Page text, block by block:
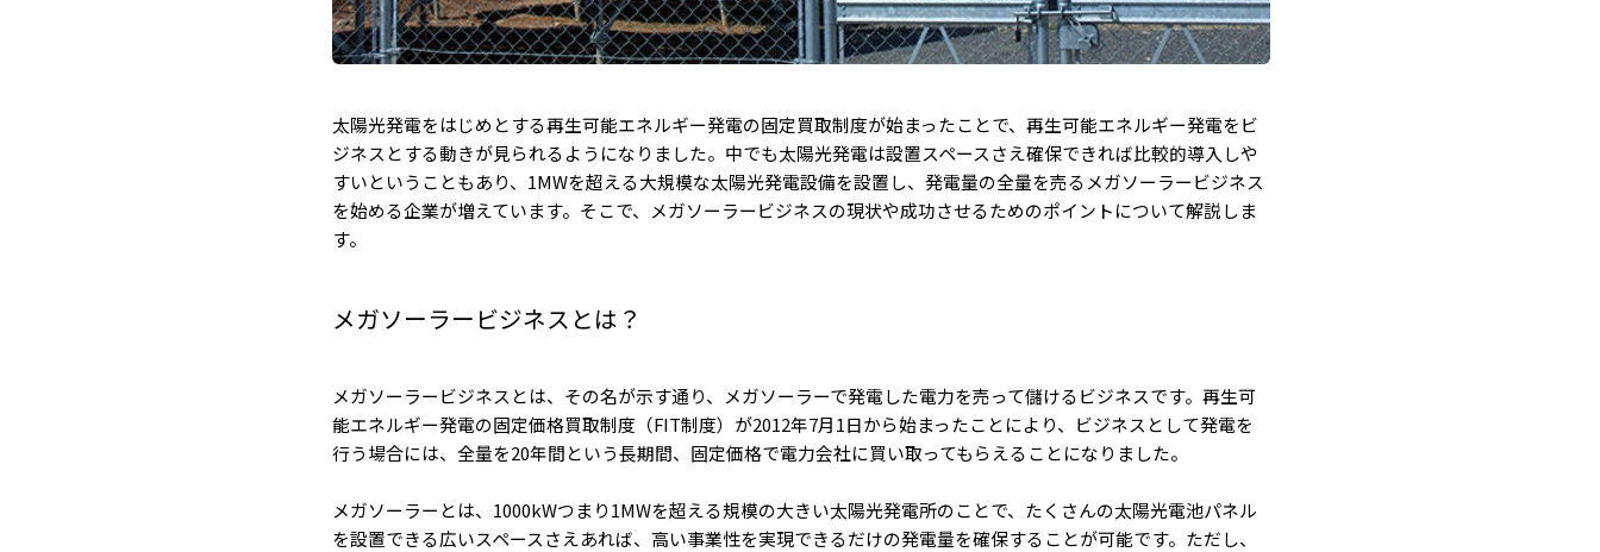
太陽光発電をはじめとする再生可能エネルギー発電の固定買取制度が始まったことで、再生可能エネルギー発電をビ
ジネスとする動きが見られるようになりました。中でも太陽光発電は設置スペースさえ確保できれば比較的導入しや
すいということもあり、1MWを超える大規模な太陽光発電設備を設置し、発電量の全量を売るメガソーラービジネス
を始める企業が増えています。そこで、メガソーラービジネスの現状や成功させるためのポイントについて解説しま
す。
メガソーラービジネスとは？
メガソーラービジネスとは、その名が示す通り、メガソーラーで発電した電力を売って儲けるビジネスです。再生可
能エネルギー発電の固定価格買取制度（FIT制度）が2012年7月1日から始まったことにより、ビジネスとして発電を
行う場合には、全量を20年間という長期間、固定価格で電力会社に買い取ってもらえることになりました。
メガソーラーとは、1000kWつまり1MWを超える規模の大きい太陽光発電所のことで、たくさんの太陽光電池パネル
を設置できる広いスペースさえあれば、高い事業性を実現できるだけの発電量を確保することが可能です。ただし、